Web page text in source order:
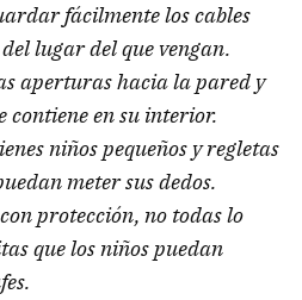
fácilmente los cables
lugar del que vengan.
aperturas hacia la pared y
contiene en su interior.
niños pequeños y regletas
meter sus dedos.
protección, no todas lo
que los niños puedan